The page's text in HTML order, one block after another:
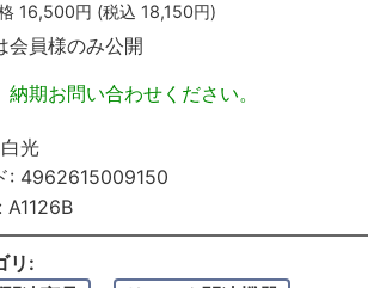
16,500円 (税込 18,150円)
会員様のみ公開
納期お問い合わせください。
白光
: 4962615009150
A1126B
リ: